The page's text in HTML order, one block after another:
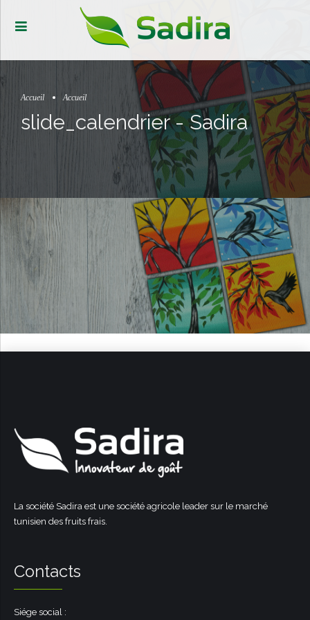
Accueil Accueil
slide_calendrier - Sadira
La société Sadira est une société agricole leader sur le marché
tunisien des fruits frais.
Contacts
Siége social :